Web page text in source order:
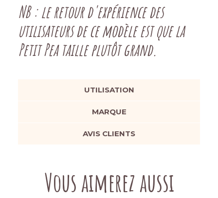
NB : le retour d'expérience des
utilisateurs de ce modèle est que la
Petit Pea taille plutôt grand.
UTILISATION
MARQUE
AVIS CLIENTS
Vous aimerez aussi